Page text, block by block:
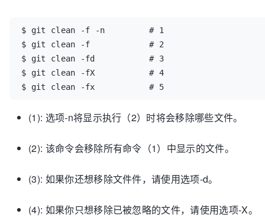
$ git clean -f -n         # 1
$ git clean -f            # 2
$ git clean -fd           # 3
$ git clean -fX           # 4
$ git clean -fx           # 5
(1): 选项-n将显示执行（2）时将会移除哪些文件。
(2): 该命令会移除所有命令（1）中显示的文件。
(3): 如果你还想移除文件件，请使用选项-d。
(4): 如果你只想移除已被忽略的文件，请使用选项-X。